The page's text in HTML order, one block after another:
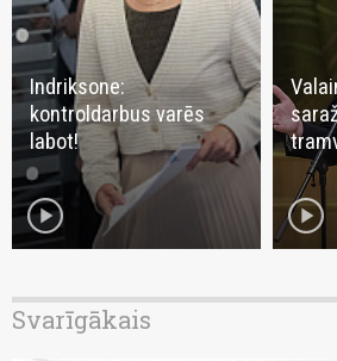
Indriksone:
kontroldarbus varēs
labot!
play_circle play_circle
Svarīgākais